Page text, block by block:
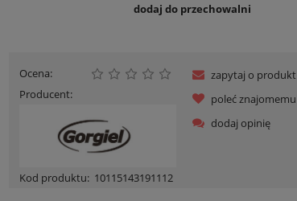
dodaj do przechowalni
Ocena:
Producent:
Kod produktu: 10115143191112
zapytaj o produkt
poleć znajomemu
dodaj opinię